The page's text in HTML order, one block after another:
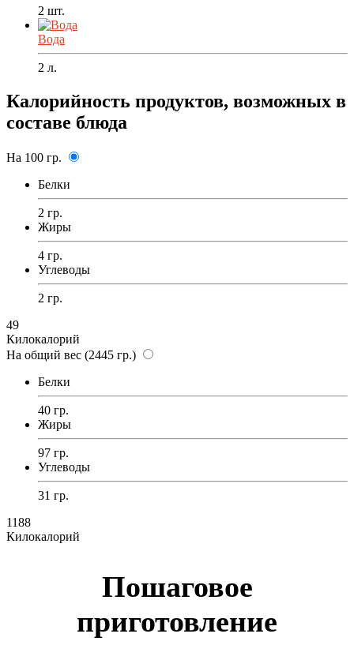
2 шт.
Вода
2 л.
Калорийность продуктов, возможных в
составе блюда
На 100 гр.
Белки
2 гр.
Жиры
4 гр.
Углеводы
2 гр.
49
Килокалорий
На общий вес (2445 гр.)
Белки
40 гр.
Жиры
97 гр.
Углеводы
31 гр.
1188
Килокалорий
Пошаговое
приготовление